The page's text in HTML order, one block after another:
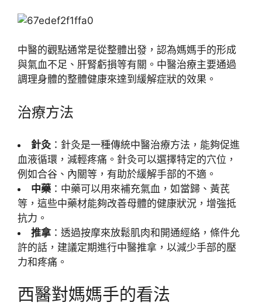
中醫的觀點通常是從整體出發，認為媽媽手的形成
與氣血不足、肝腎虧損等有關。中醫治療主要通過
調理身體的整體健康來達到緩解症狀的效果。
治療方法
針灸 ：針灸是一種傳統中醫治療方法，能夠促進
血液循環，減輕疼痛。針灸可以選擇特定的穴位，
例如合谷、內關等，有助於緩解手部的不適。
中藥 ：中藥可以用來補充氣血，如當歸、黃芪
等，這些中藥材能夠改善母體的健康狀況，增強抵
抗力。
推拿：透過按摩來放鬆肌肉和開通經絡，條件允
許的話，建議定期進行中醫推拿，以減少手部的壓
力和疼痛。
西醫對媽媽手的看法